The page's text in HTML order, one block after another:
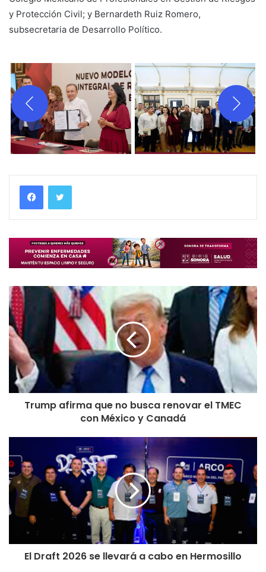
y Protección Civil; y Bernardeth Ruiz Romero,
subsecretaria de Desarrollo Político.
Trump afirma que no busca renovar el TMEC
con México y Canadá
El Draft 2026 se llevará a cabo en Hermosillo